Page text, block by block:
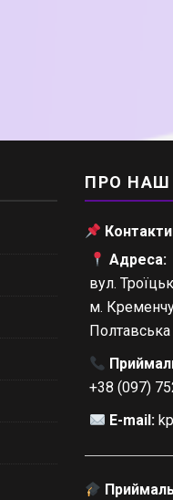
ПРО НАШ
Контакти
Адреса:
вул.
м.
+38 (097)
E-mail: